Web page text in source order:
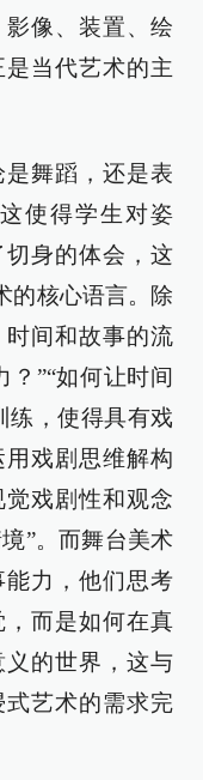
像、装置、绘
当代艺术的主
舞蹈，还是表
使得学生对姿
身的体会，这
的核心语言。除
间和故事的流
”“如何让时间
练，使得具有戏
戏剧思维解构
戏剧性和观念
”。而舞台美术
力，他们思考
而是如何在真
的世界，这与
艺术的需求完